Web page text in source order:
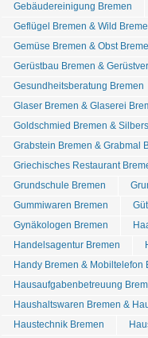
Gebäudereinigung Bremen
Geflügel Bremen & Wild
Gemüse Bremen & Obst
Gerüstbau Bremen &
Gesundheitsberatung Bremen
Glaser Bremen & Glaserei
Goldschmied Bremen &
Grabstein Bremen & Grabmal
Griechisches Restaurant
Grundschule Bremen
Gummiwaren Bremen
Gynäkologen Bremen
Handelsagentur Bremen
Handy Bremen & Mobiltelefon
Hausaufgabenbetreuung
Haushaltswaren Bremen &
Haustechnik Bremen